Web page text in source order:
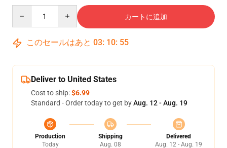
カートに追加
このセールはあと 03: 10: 54
Deliver to United States
Cost to ship:$6.99
Standard - Order today to get byAug. 12 - Aug. 19
Production
Today
Shipping
Aug. 08
Delivered
Aug. 12 - Aug. 19